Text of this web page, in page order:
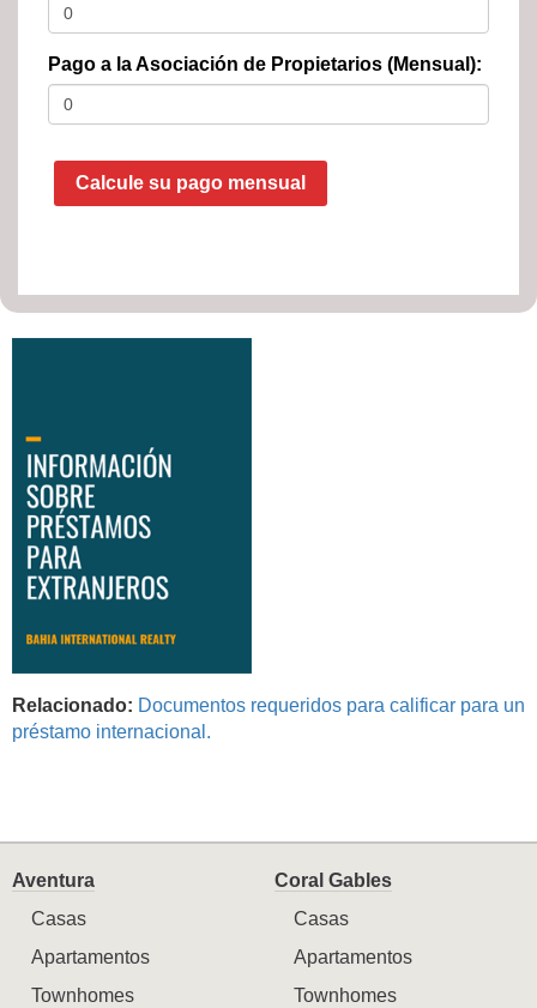
Pago a la Asociación de Propietarios (Mensual):
Calcule su pago mensual
Relacionado: Documentos requeridos para calificar para un
préstamo internacional.
Aventura
Casas
Apartamentos
Townhomes
Coral Gables
Casas
Apartamentos
Townhomes